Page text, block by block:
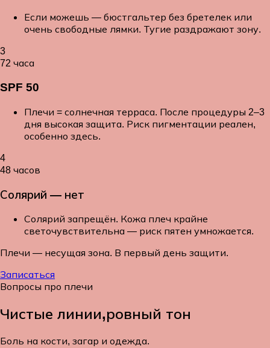
Если можешь — бюстгальтер без бретелек или
очень свободные лямки. Тугие раздражают зону.
3
72 часа
SPF 50
Плечи = солнечная терраса. После процедуры 2–3
дня высокая защита. Риск пигментации реален,
особенно здесь.
4
48 часов
Солярий — нет
Солярий запрещён. Кожа плеч крайне
светочувствительна — риск пятен умножается.
Плечи — несущая зона. В первый день защити.
Записаться
Вопросы про плечи
Чистые линии,ровный тон
Боль на кости, загар и одежда.